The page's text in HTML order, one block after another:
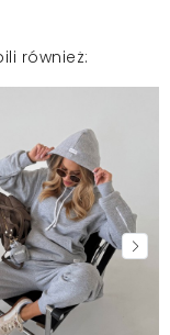
również: